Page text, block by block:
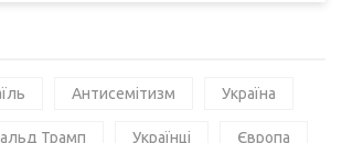
Антисемітизм Україна
Трамп Українці Європа